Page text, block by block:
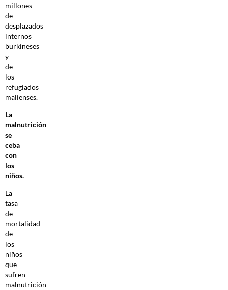
millones
de
desplazados
internos
burkineses
y
de
los
refugiados
malienses.
La
malnutrición
se
ceba
con
los
niños.
La
tasa
de
mortalidad
de
los
niños
que
sufren
malnutrición